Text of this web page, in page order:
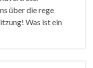
über die rege
Was ist ein